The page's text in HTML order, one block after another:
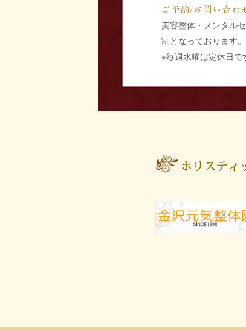
美容整体・メンタル
制となっております。
※毎週水曜は定休日で